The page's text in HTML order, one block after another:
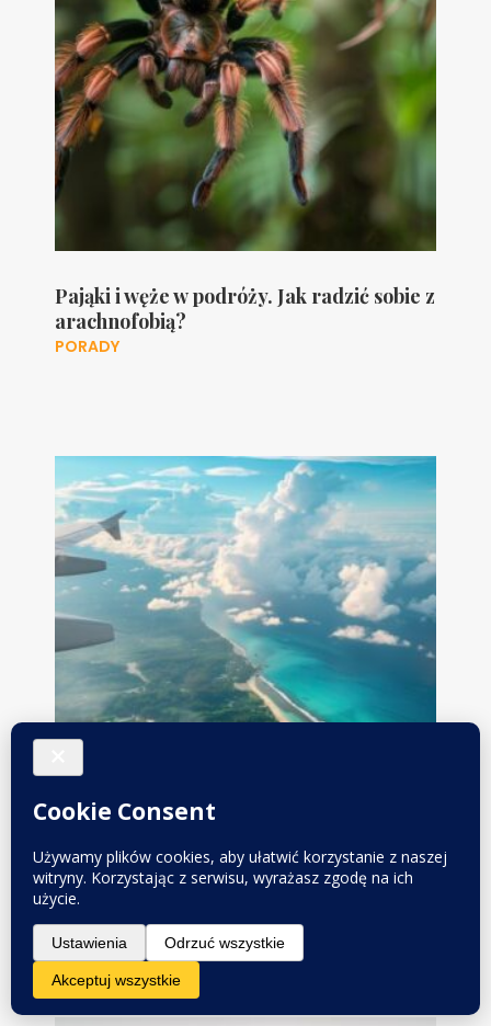
Pająki i węże w podróży. Jak radzić sobie z
arachnofobią?
PORADY
Jak pokonać lęk przed lataniem?
PORADY